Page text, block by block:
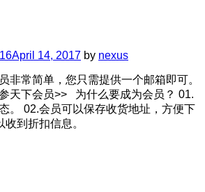
April 14, 2017 by nexus
非常简单，您只需提供一个邮箱即可。
天下会员>> 为什么要成为会员？ 01.
。 02.会员可以保存收货地址，方便下
到折扣信息。